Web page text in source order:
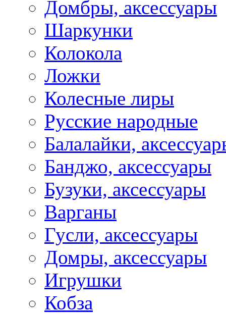
Домбры, аксессуары
Шаркунки
Колокола
Ложки
Колесные лиры
Русские народные
Балалайки,
Банджо, аксессуары
Бузуки, аксессуары
Варганы
Гусли, аксессуары
Домры, аксессуары
Игрушки
Кобза